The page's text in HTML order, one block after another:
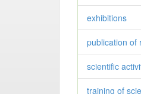
exhibitions
publication of
scientific
training of